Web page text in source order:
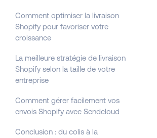
Comment optimiser la livraison
Shopify pour favoriser votre
croissance
La meilleure stratégie de livraison
Shopify selon la taille de votre
entreprise
Comment gérer facilement vos
envois Shopify avec Sendcloud
Conclusion : du colis à la